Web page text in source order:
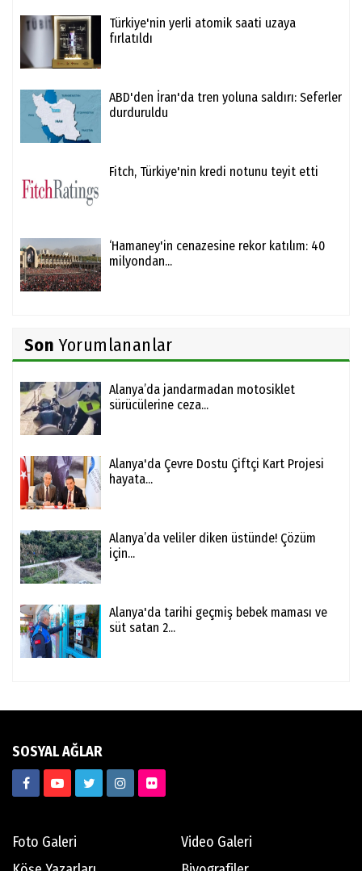
Türkiye'nin yerli atomik saati uzaya
fırlatıldı
ABD'den İran'da tren yoluna saldırı: Seferler
durduruldu
Fitch, Türkiye'nin kredi notunu teyit etti
‘Hamaney'in cenazesine rekor katılım: 40
milyondan...
Son Yorumlananlar
Alanya’da jandarmadan motosiklet
sürücülerine ceza...
Alanya'da Çevre Dostu Çiftçi Kart Projesi
hayata...
Alanya’da veliler diken üstünde! Çözüm
için...
Alanya'da tarihi geçmiş bebek maması ve
süt satan 2...
SOSYAL AĞLAR
Foto Galeri
Video Galeri